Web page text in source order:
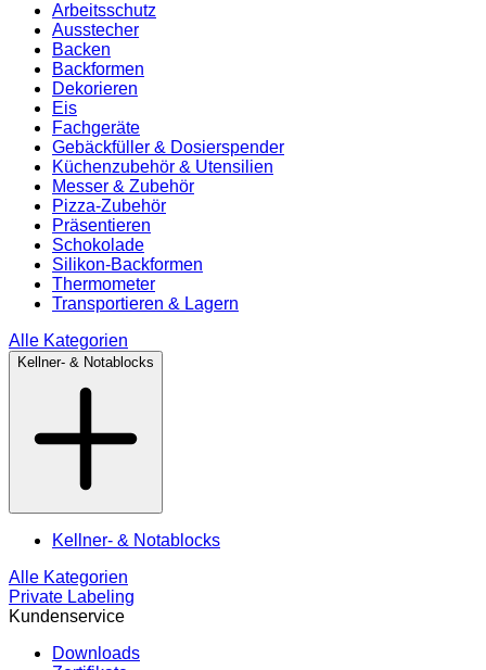
Arbeitsschutz
Ausstecher
Backen
Backformen
Dekorieren
Eis
Fachgeräte
Gebäckfüller & Dosierspender
Küchenzubehör & Utensilien
Messer & Zubehör
Pizza-Zubehör
Präsentieren
Schokolade
Silikon-Backformen
Thermometer
Transportieren & Lagern
Alle Kategorien
Kellner- & Notablocks
Kellner- & Notablocks
Alle Kategorien
Private Labeling
Kundenservice
Downloads